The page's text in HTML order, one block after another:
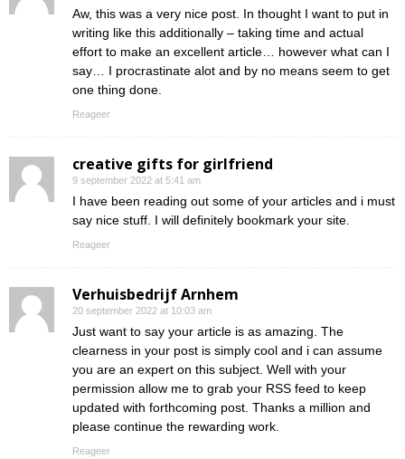
Aw, this was a very nice post. In thought I want to put in
writing like this additionally – taking time and actual
effort to make an excellent article… however what can I
say… I procrastinate alot and by no means seem to get
one thing done.
Reageer
creative gifts for girlfriend
9 september 2022 at 5:41 am
I have been reading out some of your articles and i must
say nice stuff. I will definitely bookmark your site.
Reageer
Verhuisbedrijf Arnhem
20 september 2022 at 10:03 am
Just want to say your article is as amazing. The
clearness in your post is simply cool and i can assume
you are an expert on this subject. Well with your
permission allow me to grab your RSS feed to keep
updated with forthcoming post. Thanks a million and
please continue the rewarding work.
Reageer